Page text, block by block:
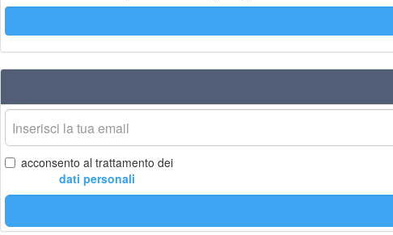
La
tua
email
acconsento al trattamento dei
dati personali